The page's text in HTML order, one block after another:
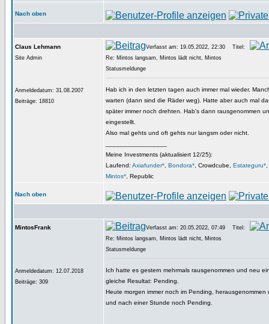
Nach oben
Claus Lehmann
Site Admin
Anmeldedatum: 31.08.2007
Beiträge: 18810
Verfasst am: 19.05.2022, 22:30
Titel:
Re: Mintos langsam, Mintos lädt nicht, Mintos
Statusmeldunge
Hab ich in den letzten tagen auch immer mal wieder.
warten (dann sind die Räder weg). Hatte aber auch mal
später immer noch drehten. Hab's dann rausgenommen
eingestellt.
Also mal gehts und oft gehts nur langsm oder nicht.
Meine Investments (aktualisiert 12/25):
Laufend: Axiafunder* Bondora* , Crowdcube, Estateguru*
Mintos* , Republic
Nach oben
MintosFrank
Anmeldedatum: 12.07.2018
Beiträge: 309
Verfasst am: 20.05.2022, 07:49
Titel:
Re: Mintos langsam, Mintos lädt nicht, Mintos
Statusmeldunge
Ich hatte es gestern mehrmals rausgenommen und neu
gleiche Resultat: Pending.
Heute morgen immer noch im Pending, herausgenommen
und nach einer Stunde noch Pending.